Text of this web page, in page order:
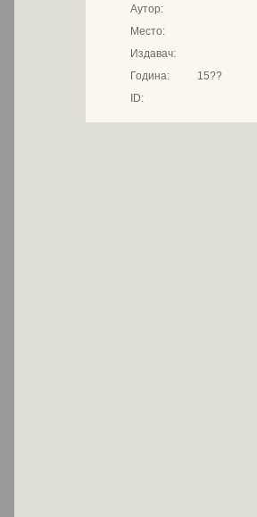
Аутор:
Место:
Издавач:
Година:
15??
ID: